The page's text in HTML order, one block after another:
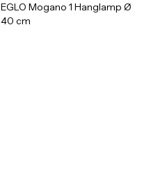
EGLO Mogano 1 Hanglamp Ø
40 cm